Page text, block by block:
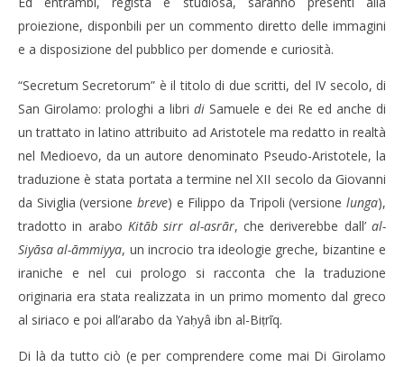
proiezione, disponbili per un commento diretto delle immagini
e a disposizione del pubblico per domende e curiosità.
“Secretum Secretorum” è il titolo di due scritti, del IV secolo, di
San Girolamo: prologhi a libri di Samuele e dei Re ed anche di
un trattato in latino attribuito ad Aristotele ma redatto in realtà
nel Medioevo, da un autore denominato Pseudo-Aristotele, la
traduzione è stata portata a termine nel XII secolo da Giovanni
da Siviglia (versione breve) e Filippo da Tripoli (versione lunga),
tradotto in arabo Kitāb sirr al-asrār, che deriverebbe dall’al-
Siyāsa al-āmmiyya, un incrocio tra ideologie greche, bizantine e
iraniche e nel cui prologo si racconta che la traduzione
originaria era stata realizzata in un primo momento dal greco
al siriaco e poi all’arabo da Yaḥyâ ibn al-Biṭrīq.
Di là da tutto ciò (e per comprendere come mai Di Girolamo